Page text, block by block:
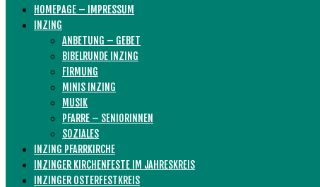
HOMEPAGE – IMPRESSUM
INZING
ANBETUNG – GEBET
BIBELRUNDE INZING
FIRMUNG
MINIS INZING
MUSIK
PFARRE – SENIORINNEN
SOZIALES
INZING PFARRKIRCHE
INZINGER KIRCHENFESTE IM JAHRESKREIS
INZINGER OSTERFESTKREIS